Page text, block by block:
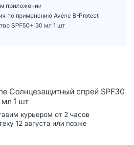
приложении
по применению Avene B-Protect
SPF50+ 30 мл 1 шт
Солнцезащитный спрей SPF30
1 шт
курьером от 2 часов
12 августа или позже